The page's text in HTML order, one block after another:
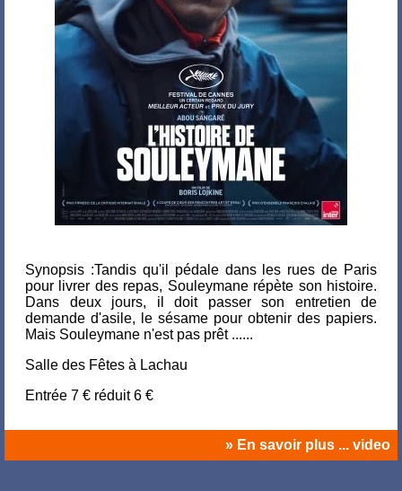
Synopsis :Tandis qu'il pédale dans les rues de Paris
pour livrer des repas, Souleymane répète son histoire.
Dans deux jours, il doit passer son entretien de
demande d'asile, le sésame pour obtenir des papiers.
Mais Souleymane n'est pas prêt ......
Salle des Fêtes à Lachau
Entrée 7 € réduit 6 €
» En savoir plus ... video